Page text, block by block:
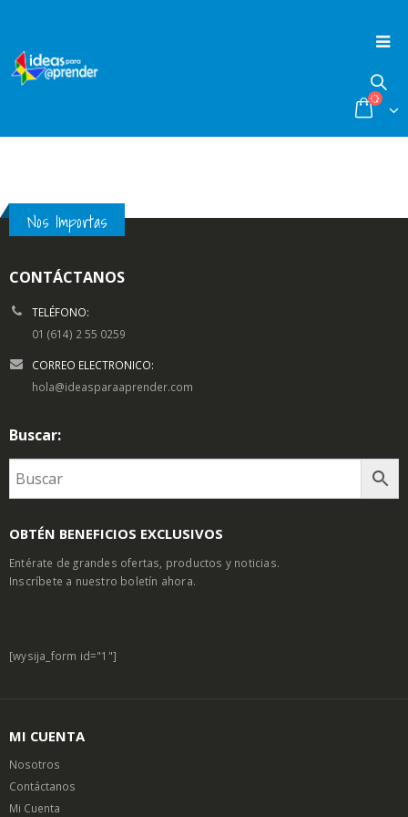
Nos Importas
CONTÁCTANOS
TELÉFONO:
01 (614) 2 55 0259
CORREO ELECTRONICO:
hola@ideasparaaprender.com
Buscar:
OBTÉN BENEFICIOS EXCLUSIVOS
Entérate de grandes ofertas, productos y noticias.
Inscríbete a nuestro boletín ahora.
[wysija_form id="1"]
MI CUENTA
Nosotros
Contáctanos
Mi Cuenta